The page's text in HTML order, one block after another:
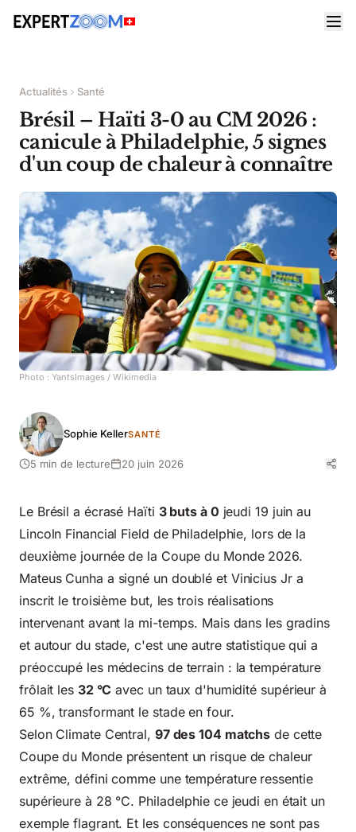
Actualités Santé
Brésil – Haïti 3-0 au CM 2026 :
canicule à Philadelphie, 5 signes
d'un coup de chaleur à connaître
Photo : YantsImages / Wikimedia
Sophie KellerSANTÉ
5 min de lecture 20 juin 2026
Le Brésil a écrasé Haïti 3 buts à 0 jeudi 19 juin au
Lincoln Financial Field de Philadelphie, lors de la
deuxième journée de la Coupe du Monde 2026.
Mateus Cunha a signé un doublé et Vinicius Jr a
inscrit le troisième but, les trois réalisations
intervenant avant la mi-temps. Mais dans les gradins
et autour du stade, c'est une autre statistique qui a
préoccupé les médecins de terrain : la température
frôlait les 32 °C avec un taux d'humidité supérieur à
65 %, transformant le stade en four.
Selon Climate Central, 97 des 104 matchs de cette
Coupe du Monde présentent un risque de chaleur
extrême, défini comme une température ressentie
supérieure à 28 °C. Philadelphie ce jeudi en était un
exemple flagrant. Et les conséquences ne sont pas